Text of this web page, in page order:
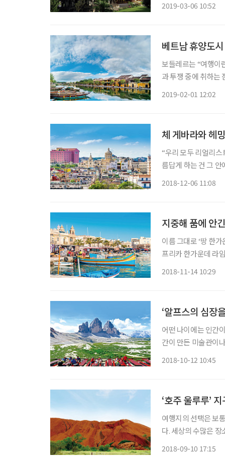
2019-03-06 10:52
베트남 휴양도
보들레르는 “여행이
과 투쟁 중에 취하는
2019-02-01 12:02
체 게바라와 헤
“우리 모두 리얼리스트가 되자. 그러나 가슴속엔 불가능한
름답게 하는 건 그
2018-12-06 11:08
지중해 품에 안
이름 그대로 ‘땅 한
프리카 한가운데 라
2018-11-14 10:29
‘알프스의 심장
어떤 나이에는 인간
간이 만든 미술관이
2018-10-12 10:45
‘호주 울루루’
여행지의 선택은 보
다. 세상의 수많은
2018-09-10 17:15